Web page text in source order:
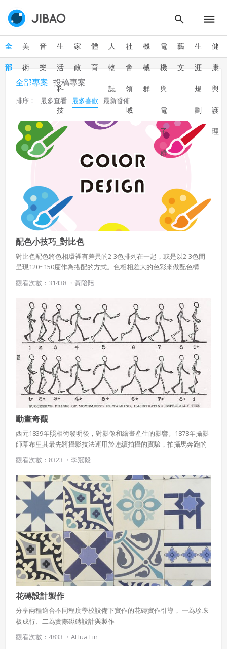
全
部
美
術
音
樂
生
活
科
技
家
政
體
育
人
物
誌
社
會
領
域
機
械
群
電
機
與
電
子
群
藝
文
生
涯
規
劃
健
康
與
護
理
全部專案 投稿專案
排序： 最多查看 最多喜歡 最新發佈
配色小技巧_對比色
對比色配色將色相環裡有差異的2-3色排列在一起，或是以2-3色間
呈現120~150度作為搭配的方式。色相相差大的色彩來做配色構
成，容易有活潑、明快的感受，並且也給人一種色彩強烈、變化很
大的感覺。
觀看次數：31438 ・ 黃陪陪
動畫奇觀
西元1839年照相術發明後，對影像和繪畫產生的影響。1878年攝影
師幕布里其最先將攝影技法運用於連續拍攝的實驗，拍攝馬奔跑的
姿態。 之後陸續有人投入動態影像研發， 例如：愛迪生、盧米埃爾
兄弟…
觀看次數：8323 ・ 李冠毅
花磚設計製作
分享兩種適合不同程度學校設備下實作的花磚實作引導， 一為珍珠
板成行、二為實際磁磚設計與製作
觀看次數：4833 ・ AHua Lin